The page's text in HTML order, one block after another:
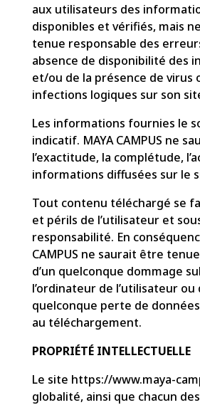
aux utilisateurs des
disponibles et vérifiés, mais
tenue responsable des
absence de disponibilité des
et/ou de la présence de virus
infections logiques sur son
Les informations fournies le
indicatif. MAYA CAMPUS ne
l’exactitude, la complétude,
informations diffusées sur le
Tout contenu téléchargé se
et périls de l’utilisateur et
responsabilité. En
CAMPUS ne saurait être
d’un quelconque dommage
l’ordinateur de l’utilisateur ou
quelconque perte de
au téléchargement.
PROPRIÉTÉ INTELLECTUELLE
Le site https://www.maya-
globalité, ainsi que chacun